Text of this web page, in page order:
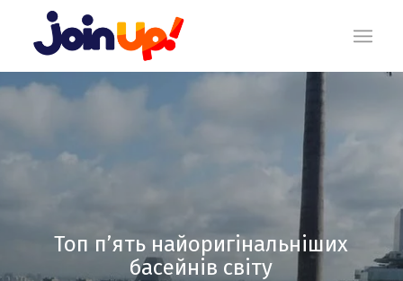
Топ п’ять найоригінальніших
басейнів світу